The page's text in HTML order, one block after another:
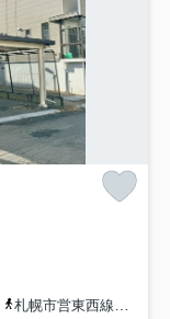
札幌市営東西線「琴似」駅 徒歩22分